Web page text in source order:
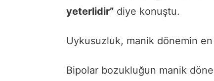
yeterlidir” diye konuştu.
Uykusuzluk, manik dönemin
Bipolar bozukluğun manik